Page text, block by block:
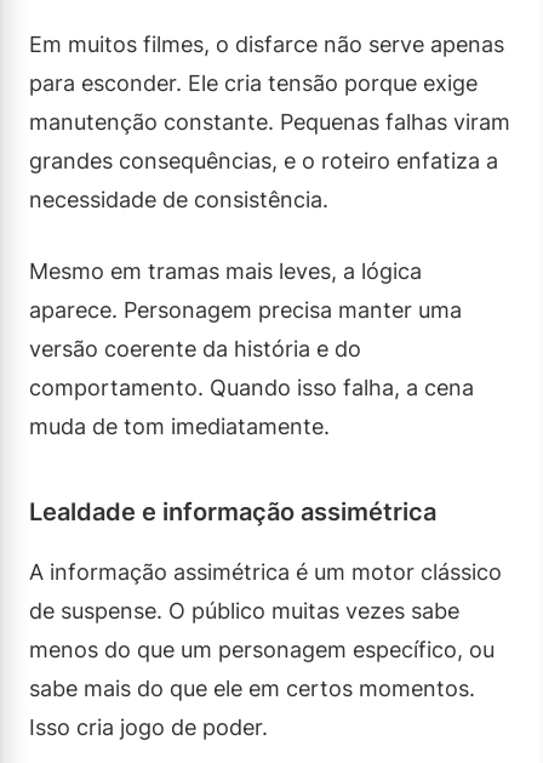
Em muitos filmes, o disfarce não serve apenas
para esconder. Ele cria tensão porque exige
manutenção constante. Pequenas falhas viram
grandes consequências, e o roteiro enfatiza a
necessidade de consistência.
Mesmo em tramas mais leves, a lógica
aparece. Personagem precisa manter uma
versão coerente da história e do
comportamento. Quando isso falha, a cena
muda de tom imediatamente.
Lealdade e informação assimétrica
A informação assimétrica é um motor clássico
de suspense. O público muitas vezes sabe
menos do que um personagem específico, ou
sabe mais do que ele em certos momentos.
Isso cria jogo de poder.